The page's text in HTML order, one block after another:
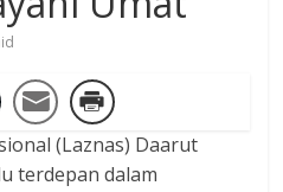
(Laznas) Daarut
terdepan dalam